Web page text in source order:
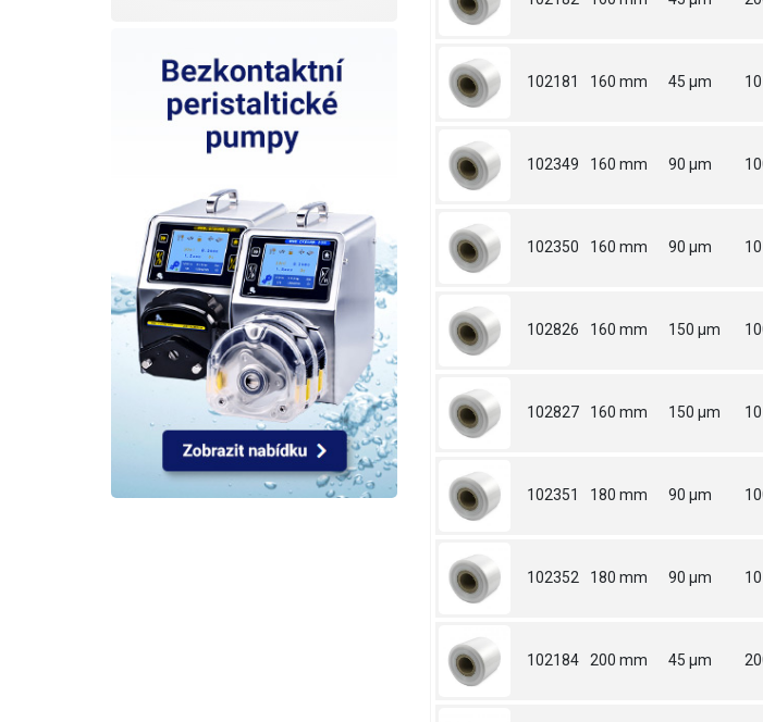
102181 160 mm 45 µm
102349 160 mm 90 µm
102350 160 mm 90 µm
102826 160 mm 150 µm
102827 160 mm 150 µm
102351 180 mm 90 µm
102352 180 mm 90 µm
102184 200 mm 45 µm